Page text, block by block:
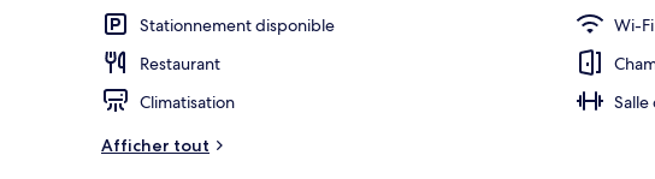
Stationnement disponible
Wi-
Restaurant
Climatisation
Salle
Afficher tout